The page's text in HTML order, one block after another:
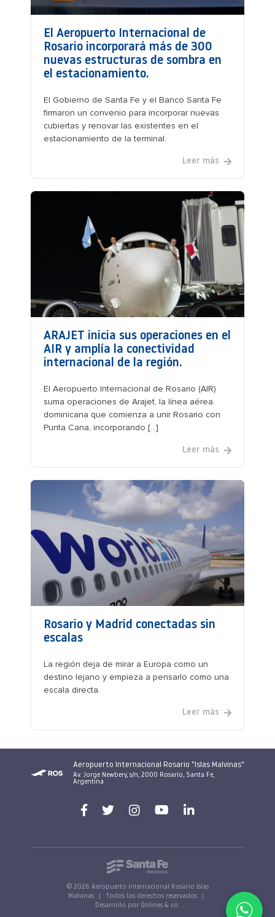
El Aeropuerto Internacional de
Rosario incorporará más de 300
nuevas estructuras de sombra en
el estacionamiento.
El Gobierno de Santa Fe y el Banco Santa Fe
firmaron un convenio para incorporar nuevas
cubiertas y renovar las existentes en el
estacionamiento de la terminal.
Leer más
ARAJET inicia sus operaciones en el
AIR y amplía la conectividad
internacional de la región.
El Aeropuerto Internacional de Rosario (AIR)
suma operaciones de Arajet, la línea aérea
dominicana que comienza a unir Rosario con
Punta Cana, incorporando [...]
Leer más
Rosario y Madrid conectadas sin
escalas
La región deja de mirar a Europa como un
destino lejano y empieza a pensarlo como una
escala directa.
Leer más
Aeropuerto Internacional Rosario "Islas Malvinas"
Av. Jorge Newbery, s/n, 2000 Rosario, Santa Fe,
Argentina
© 2026 Aeropuerto Internacional Rosario Islas
Malvinas
Todos los derechos reservados
Desarrollo por Onlines & co.